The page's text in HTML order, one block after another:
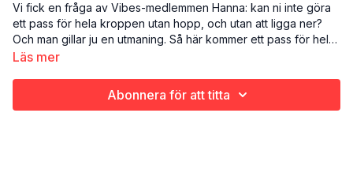
Vi fick en fråga av Vibes-medlemmen Hanna: kan ni inte göra
ett pass för hela kroppen utan hopp, och utan att ligga ner?
Och man gillar ju en utmaning. Så här kommer ett pass för hela
kroppen som man kan göra ståendes. Det passar med andra
man varken vill lägga sig ner. Eller hoppa.
Läs mer
Abonnera för att titta